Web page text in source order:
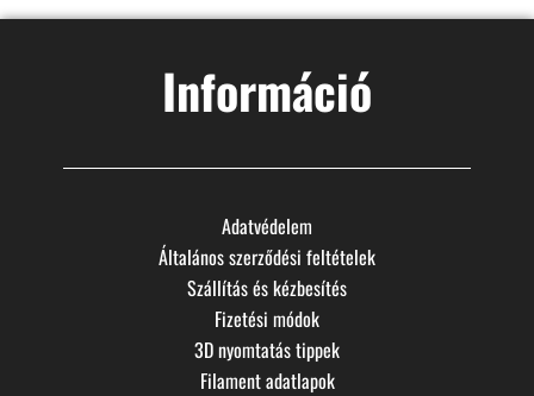
Információ
Adatvédelem
Általános szerződési feltételek
Szállítás és kézbesítés
Fizetési módok
3D nyomtatás tippek
Filament adatlapok